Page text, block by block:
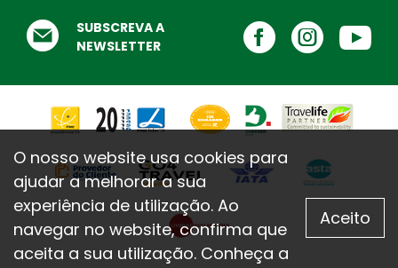
Testemunhos
O que dizem de nós
SUBSCREVA A
NEWSLETTER
O nosso website usa cookies para
ajudar a melhorar a sua
experiência de utilização. Ao
navegar no website, confirma que
aceita a sua utilização. Conheça a
Aceito